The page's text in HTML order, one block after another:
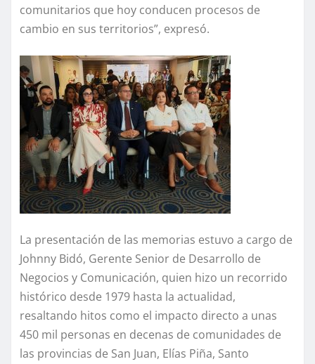
comunitarios que hoy conducen procesos de
cambio en sus territorios”, expresó.
La presentación de las memorias estuvo a cargo de
Johnny Bidó, Gerente Senior de Desarrollo de
Negocios y Comunicación, quien hizo un recorrido
histórico desde 1979 hasta la actualidad,
resaltando hitos como el impacto directo a unas
450 mil personas en decenas de comunidades de
las provincias de San Juan, Elías Piña, Santo